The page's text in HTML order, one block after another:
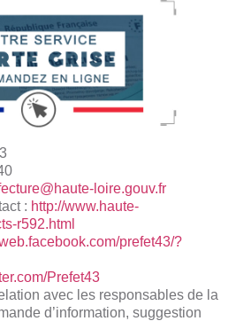
loire.gouv.fr
: http://www.haute-
r592.html
prefet43/?
Prefet43
avec les responsables de la
d’information, suggestion